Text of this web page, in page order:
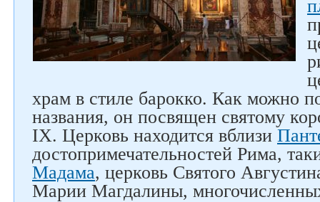
храм в стиле барокко. Как можно
названия, он посвящен святому
IX. Церковь находится вблизи
достопримечательностей Рима,
Мадама, церковь Святого
Марии Магдалины,